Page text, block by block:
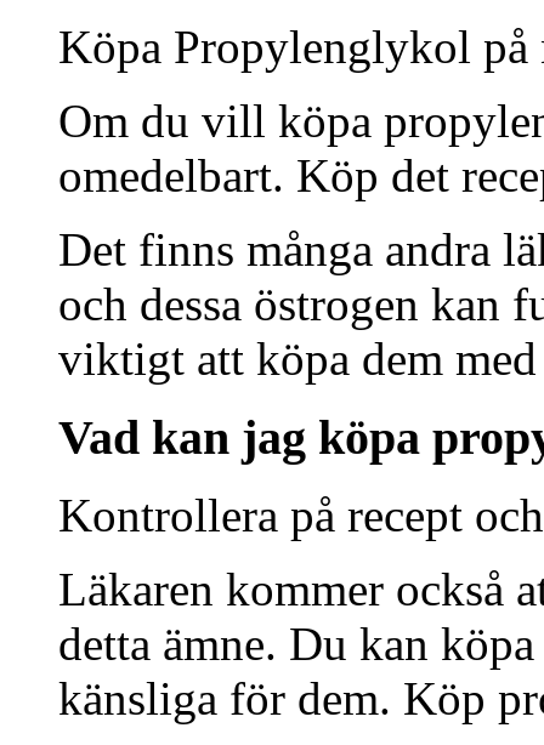
Köpa Propylenglykol på
Om du vill köpa
omedelbart. Köp det
Det finns många andra
och dessa östrogen kan
viktigt att köpa dem med
Vad kan jag köpa
Kontrollera på recept
Läkaren kommer också
detta ämne. Du kan
känsliga för dem. Köp